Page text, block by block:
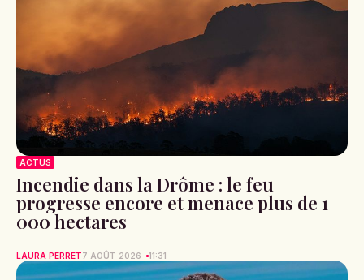
ACTUS
Incendie dans la Drôme : le feu
progresse encore et menace plus de 1
000 hectares
LAURA PERRET7 AOÛT 2026 11:31